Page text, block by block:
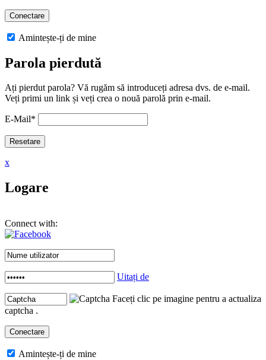
Amintește-ți de mine
Parola pierdută
Ați pierdut parola? Vă rugăm să introduceți adresa dvs. de e-mail.
Veți primi un link și veți crea o nouă parolă prin e-mail.
E-Mail*
x
Logare
Connect with:
Uitați de
Faceți clic pe imagine pentru a actualiza
captcha .
Amintește-ți de mine